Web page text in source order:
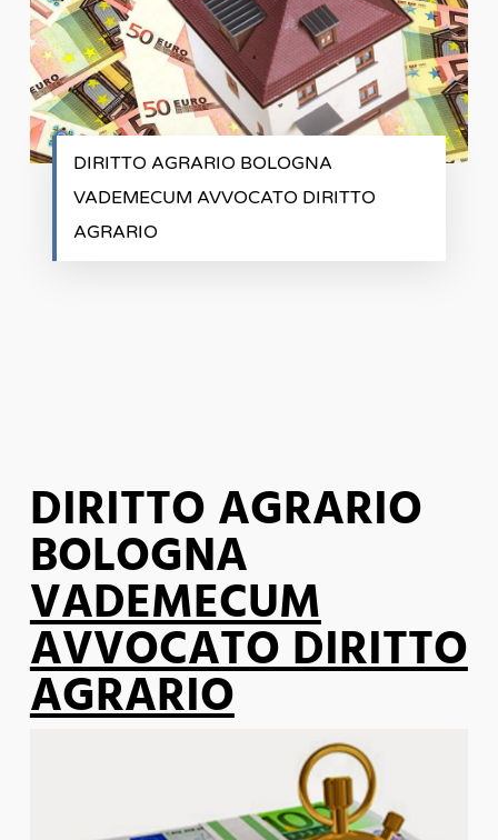
DIRITTO AGRARIO BOLOGNA
VADEMECUM AVVOCATO DIRITTO
AGRARIO
DIRITTO AGRARIO
BOLOGNA
VADEMECUM
AVVOCATO DIRITTO
AGRARIO